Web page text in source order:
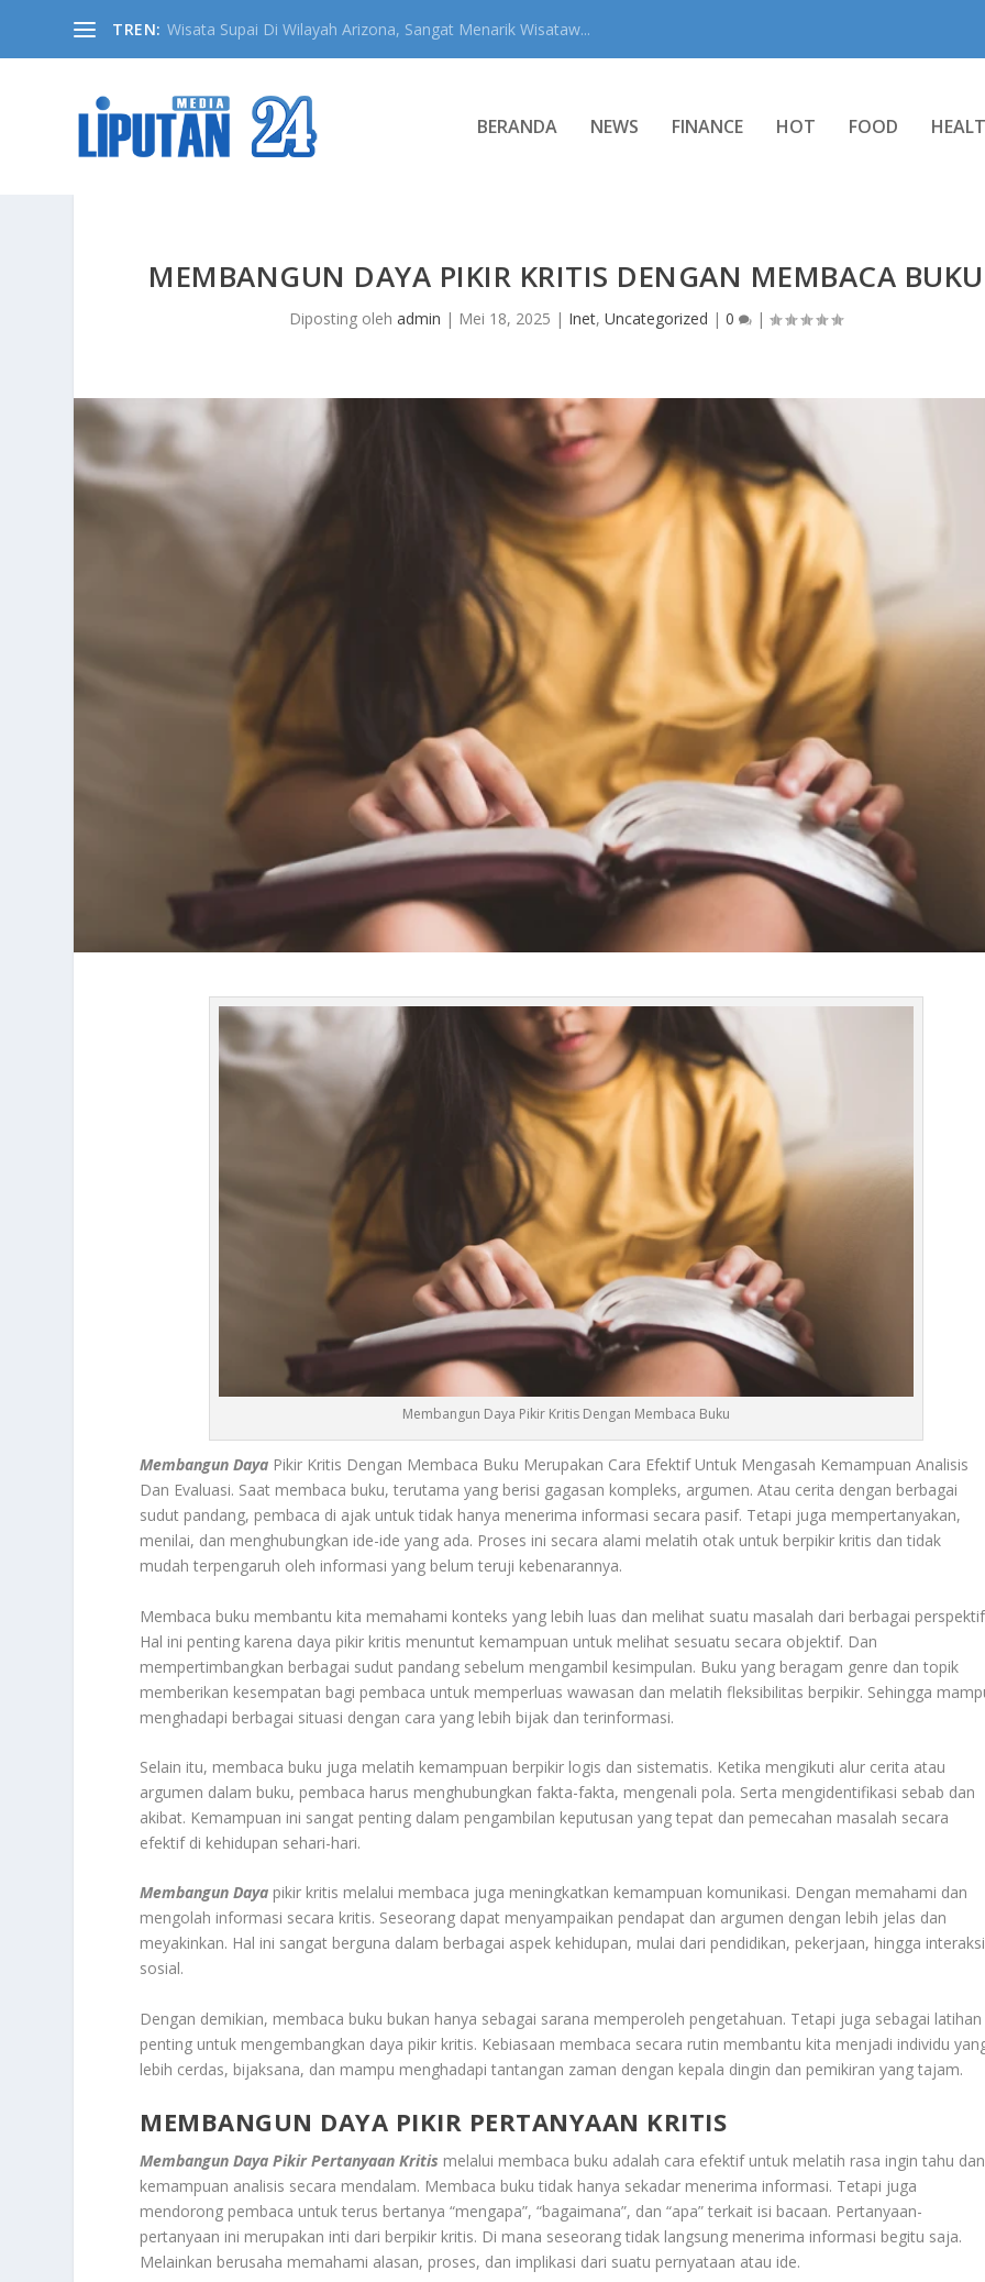
TREN: Wisata Supai Di Wilayah Arizona, Sangat Menarik Wisataw...
BERANDA NEWS FINANCE HOT FOOD
MEMBANGUN DAYA PIKIR KRITIS DENGAN MEMBACA BUKU
Diposting olehadmin | Mei 18, 2025 | Inet,Uncategorized |0 |
Membangun Daya Pikir Kritis Dengan Membaca Buku
Membangun Daya Pikir Kritis Dengan Membaca Buku Merupakan Cara Efektif Untuk Mengasah Kemampuan Analisis
Dan Evaluasi. Saat membaca buku, terutama yang berisi gagasan kompleks, argumen. Atau cerita dengan berbagai
sudut pandang, pembaca di ajak untuk tidak hanya menerima informasi secara pasif. Tetapi juga mempertanyakan,
menilai, dan menghubungkan ide-ide yang ada. Proses ini secara alami melatih otak untuk berpikir kritis dan tidak
mudah terpengaruh oleh informasi yang belum teruji kebenarannya.
Membaca buku membantu kita memahami konteks yang lebih luas dan melihat suatu masalah dari berbagai
Hal ini penting karena daya pikir kritis menuntut kemampuan untuk melihat sesuatu secara objektif. Dan
mempertimbangkan berbagai sudut pandang sebelum mengambil kesimpulan. Buku yang beragam genre dan topik
memberikan kesempatan bagi pembaca untuk memperluas wawasan dan melatih fleksibilitas berpikir. Sehingga
menghadapi berbagai situasi dengan cara yang lebih bijak dan terinformasi.
Selain itu, membaca buku juga melatih kemampuan berpikir logis dan sistematis. Ketika mengikuti alur cerita atau
argumen dalam buku, pembaca harus menghubungkan fakta-fakta, mengenali pola. Serta mengidentifikasi sebab dan
akibat. Kemampuan ini sangat penting dalam pengambilan keputusan yang tepat dan pemecahan masalah secara
efektif di kehidupan sehari-hari.
Membangun Daya pikir kritis melalui membaca juga meningkatkan kemampuan komunikasi. Dengan memahami dan
mengolah informasi secara kritis. Seseorang dapat menyampaikan pendapat dan argumen dengan lebih jelas dan
meyakinkan. Hal ini sangat berguna dalam berbagai aspek kehidupan, mulai dari pendidikan, pekerjaan, hingga interaksi
sosial.
Dengan demikian, membaca buku bukan hanya sebagai sarana memperoleh pengetahuan. Tetapi juga sebagai latihan
penting untuk mengembangkan daya pikir kritis. Kebiasaan membaca secara rutin membantu kita menjadi individu
lebih cerdas, bijaksana, dan mampu menghadapi tantangan zaman dengan kepala dingin dan pemikiran yang tajam.
MEMBANGUN DAYA PIKIR PERTANYAAN KRITIS
Membangun Daya Pikir Pertanyaan Kritis melalui membaca buku adalah cara efektif untuk melatih rasa ingin tahu dan
kemampuan analisis secara mendalam. Membaca buku tidak hanya sekadar menerima informasi. Tetapi juga
mendorong pembaca untuk terus bertanya “mengapa”, “bagaimana”, dan “apa” terkait isi bacaan. Pertanyaan-
pertanyaan ini merupakan inti dari berpikir kritis. Di mana seseorang tidak langsung menerima informasi begitu saja.
Melainkan berusaha memahami alasan, proses, dan implikasi dari suatu pernyataan atau ide.